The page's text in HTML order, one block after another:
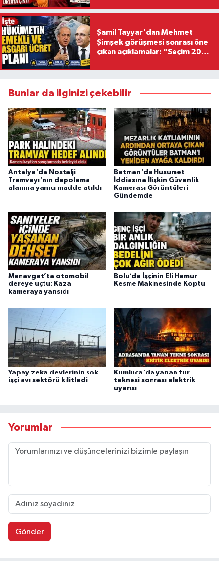
Şamil Tayyar'dan Mehmet
Şimşek görüşmesi sonrası öne
çıkan açıklamalar: “Seçim 2028
Bunlar da ilginizi çekebilir
Antalya'da Nostalji
Tramvayı'nın depolama
alanına yanıcı madde atıldı
Batman'da Husumet
İddiasına İlişkin Güvenlik
Kamerası Görüntüleri
Gündemde
Manavgat’ta otomobil
dereye uçtu: Kaza
kameraya yansıdı
Bolu’da İşçinin Eli Hamur
Kesme Makinesinde Koptu
Yapay zeka devlerinin şok
işçi avı sektörü kilitledi
Kumluca'da yanan tur
teknesi sonrası elektrik
uyarısı
Yorumlar
Gönder